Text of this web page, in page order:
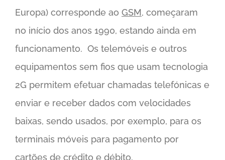
Europa) corresponde ao GSM, começaram
no início dos anos 1990, estando ainda em
funcionamento. Os telemóveis e outros
equipamentos sem fios que usam tecnologia
2G permitem efetuar chamadas telefónicas e
enviar e receber dados com velocidades
baixas, sendo usados, por exemplo, para os
terminais móveis para pagamento por
cartões de crédito e débito.